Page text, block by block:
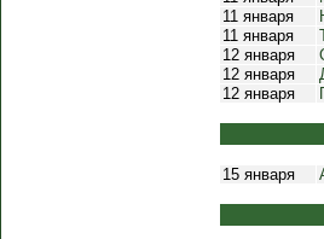
11 января
11 января
12 января
12 января
12 января
15 января